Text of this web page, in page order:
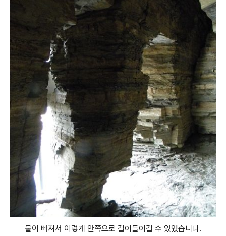
물이 빠져서 이렇게 안쪽으로 걸어들어갈 수 있었습니다.